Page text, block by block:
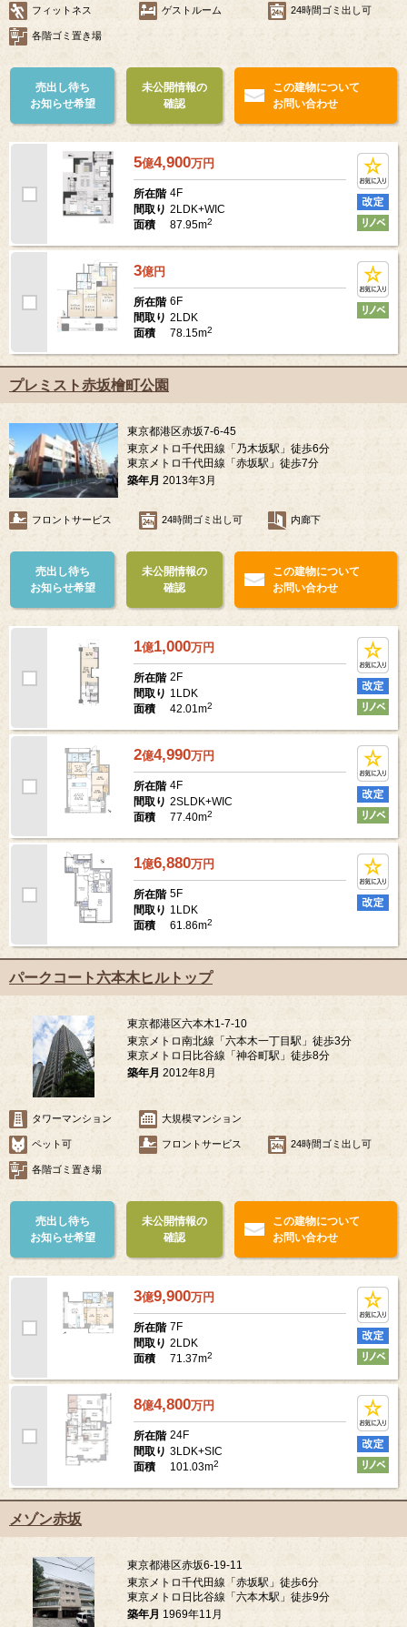
フィットネス ゲストルーム 24時間ゴミ出し可
各階ゴミ置き場
売出し待ち
お知らせ希望
未公開情報の
確認
この建物について
お問い合わせ
5億4,900万円
所在階 4F
間取り 2LDK+WIC
面積
87.95m2
3億円
所在階 6F
間取り 2LDK
面積
78.15m2
プレミスト赤坂檜町公園
東京都港区赤坂7-6-45
東京メトロ千代田線「乃木坂駅」徒歩6分
東京メトロ千代田線「赤坂駅」徒歩7分
築年月 2013年3月
フロントサービス 24時間ゴミ出し可 内廊下
売出し待ち
お知らせ希望
未公開情報の
確認
この建物について
お問い合わせ
1億1,000万円
所在階 2F
間取り 1LDK
面積
42.01m2
2億4,990万円
所在階 4F
間取り 2SLDK+WIC
面積
77.40m2
1億6,880万円
所在階 5F
間取り 1LDK
面積
61.86m2
パークコート六本木ヒルトップ
東京都港区六本木1-7-10
東京メトロ南北線「六本木一丁目駅」徒歩3分
東京メトロ日比谷線「神谷町駅」徒歩8分
築年月 2012年8月
タワーマンション 大規模マンション
ペット可 フロントサービス 24時間ゴミ出し可
各階ゴミ置き場
売出し待ち
お知らせ希望
未公開情報の
確認
この建物について
お問い合わせ
3億9,900万円
所在階 7F
間取り 2LDK
面積
71.37m2
8億4,800万円
所在階 24F
間取り 3LDK+SIC
面積
101.03m2
メゾン赤坂
東京都港区赤坂6-19-11
東京メトロ千代田線「赤坂駅」徒歩6分
東京メトロ日比谷線「六本木駅」徒歩9分
築年月 1969年11月